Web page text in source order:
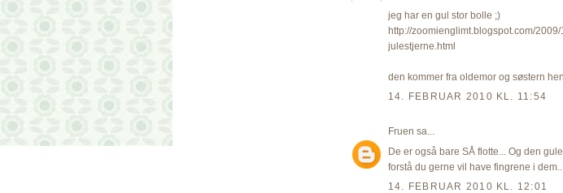
jeg har en gul stor bolle ;)
http://zoomienglimt.blogspot.com/
julestjerne.html
den kommer fra oldemor og søstern
14. FEBRUAR 2010 KL. 11:54
Fruen sa...
De er også bare SÅ flotte... Og den
forstå du gerne vil have fingrene i
14. FEBRUAR 2010 KL. 12:01